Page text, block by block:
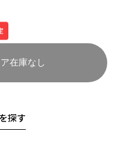
在庫なし
探す